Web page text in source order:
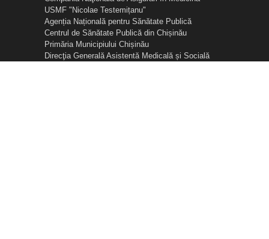
USMF "Nicolae Testemițanu"
Agenția Națională pentru Sănătate Publică
Centrul de Sănătate Publică din Chișinău
Primăria Municipiului Chișinău
Direcţia Generală Asistentă Medicală și Socială